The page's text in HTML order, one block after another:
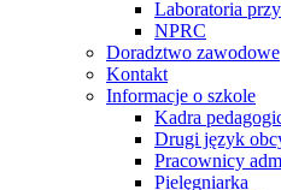
Laboratoria
NPRC
Doradztwo zawodowe
Kontakt
Informacje o szkole
Kadra
Drugi język
Pracownicy
Pielęgniarka